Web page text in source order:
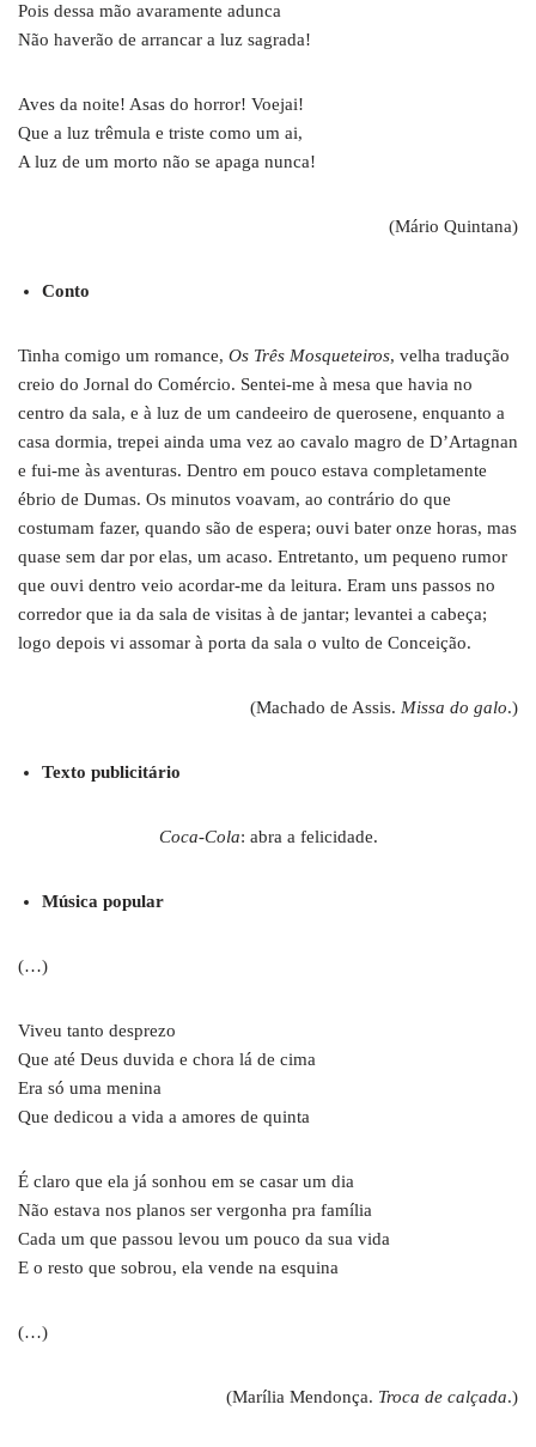
Pois dessa mão avaramente adunca
Não haverão de arrancar a luz sagrada!
Aves da noite! Asas do horror! Voejai!
Que a luz trêmula e triste como um ai,
A luz de um morto não se apaga nunca!
(Mário Quintana)
Conto
Tinha comigo um romance, Os Três Mosqueteiros, velha tradução
creio do Jornal do Comércio. Sentei-me à mesa que havia no
centro da sala, e à luz de um candeeiro de querosene, enquanto a
casa dormia, trepei ainda uma vez ao cavalo magro de D’Artagnan
e fui-me às aventuras. Dentro em pouco estava completamente
ébrio de Dumas. Os minutos voavam, ao contrário do que
costumam fazer, quando são de espera; ouvi bater onze horas, mas
quase sem dar por elas, um acaso. Entretanto, um pequeno rumor
que ouvi dentro veio acordar-me da leitura. Eram uns passos no
corredor que ia da sala de visitas à de jantar; levantei a cabeça;
logo depois vi assomar à porta da sala o vulto de Conceição.
(Machado de Assis. Missa do galo.)
Texto publicitário
Coca-Cola: abra a felicidade.
Música popular
(…)
Viveu tanto desprezo
Que até Deus duvida e chora lá de cima
Era só uma menina
Que dedicou a vida a amores de quinta
É claro que ela já sonhou em se casar um dia
Não estava nos planos ser vergonha pra família
Cada um que passou levou um pouco da sua vida
E o resto que sobrou, ela vende na esquina
(…)
(Marília Mendonça. Troca de calçada.)